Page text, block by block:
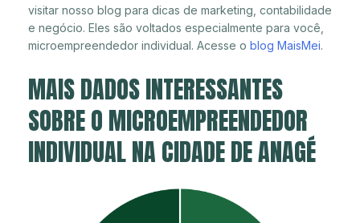
visitar nosso blog para dicas de marketing, contabilidade
e negócio. Eles são voltados especialmente para você,
microempreendedor individual. Acesse o blog MaisMei.
MAIS DADOS INTERESSANTES
SOBRE O MICROEMPREENDEDOR
INDIVIDUAL NA CIDADE DE ANAGÉ